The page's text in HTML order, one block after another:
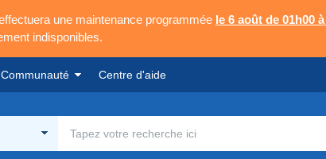
une maintenance programmée le 6 août de 01h00
indisponibles.
Communauté Centre d'aide